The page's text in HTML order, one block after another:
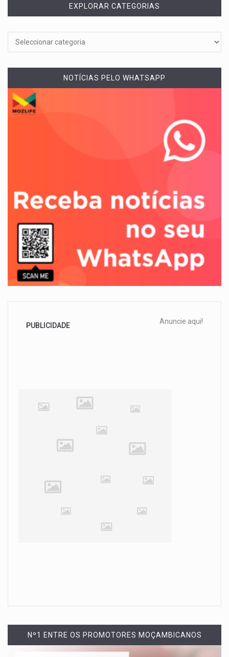
EXPLORAR CATEGORIAS
NOTÍCIAS PELO WHATSAPP
PUBLICIDADE Anuncie aqui!
Nº1 ENTRE OS PROMOTORES MOÇAMBICANOS